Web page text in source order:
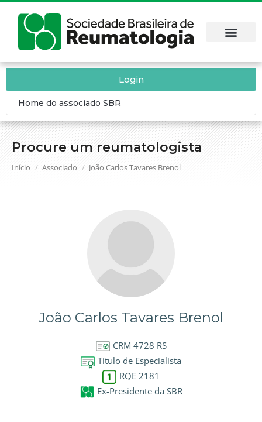
Procure um reumatologista
Você está aqui:
Início Associado João Carlos Tavares Brenol
Login
Home do associado SBR
João Carlos Tavares Brenol
CRM 4728 RS
Título de Especialista
RQE 2181
Ex-Presidente da SBR